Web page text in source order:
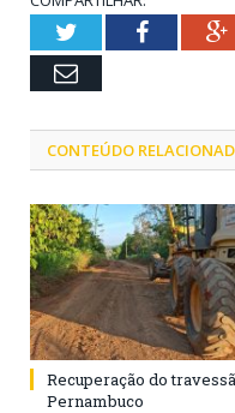
TwitterFacebook
Email
CONTEÚDO
Recuperação do
Pernambuco